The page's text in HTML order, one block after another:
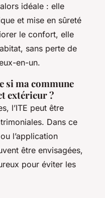
idéale : elle
et mise en sûreté
le confort, elle
sans perte de
en-un.
si ma commune
extérieur ?
l’ITE peut être
Dans ce
l’application
être envisagées,
pour éviter les